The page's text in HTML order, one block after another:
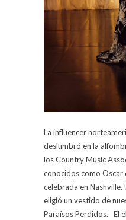
La influencer
deslumbró en la
los Country Music
conocidos como Oscar
celebrada en Nashville.
eligió un vestido de
Paraísos Perdidos. El